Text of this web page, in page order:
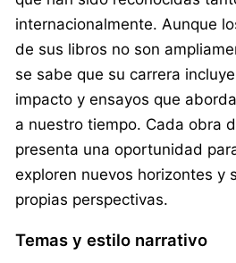
internacionalmente. Aunque
de sus libros no son
se sabe que su carrera
impacto y ensayos que
a nuestro tiempo. Cada obra
presenta una oportunidad
exploren nuevos horizontes y
propias perspectivas.
Temas y estilo narrativo